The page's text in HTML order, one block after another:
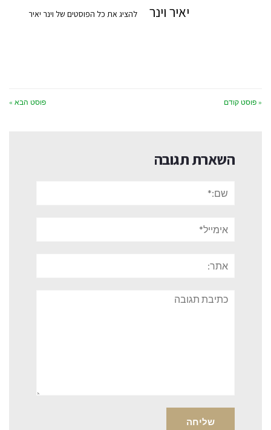
יאיר וינר להציג את כל הפוסטים של וינר יאיר
« פוסט קודם פוסט הבא »
השארת תגובה
תגובה